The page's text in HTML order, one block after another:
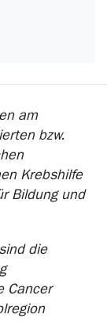
am
bzw.
Krebshilfe
Bildung und
sind die
Cancer